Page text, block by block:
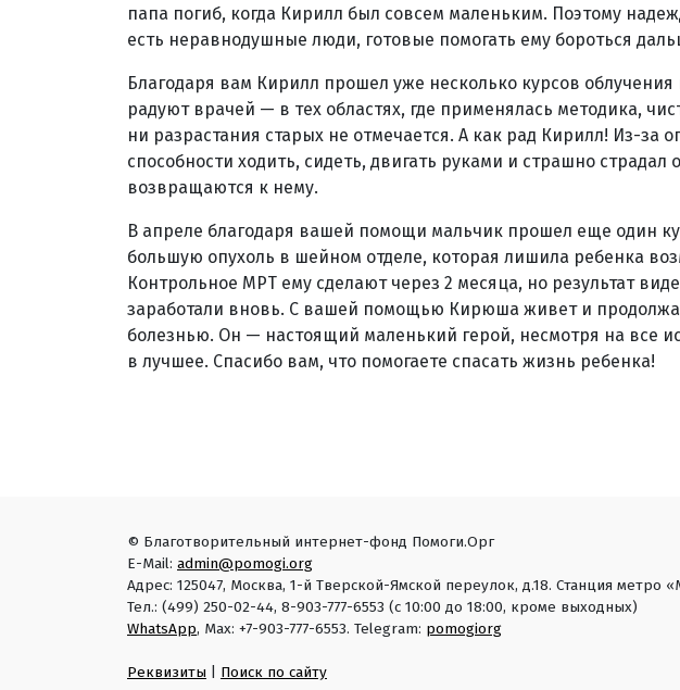
папа погиб, когда Кирилл был совсем маленьким. Поэтому
есть неравнодушные люди, готовые помогать ему бороться
Благодаря вам Кирилл прошел уже несколько курсов
радуют врачей — в тех областях, где применялась методика,
ни разрастания старых не отмечается. А как рад Кирилл! Из-за
способности ходить, сидеть, двигать руками и страшно страдал
возвращаются к нему.
В апреле благодаря вашей помощи мальчик прошел еще один
большую опухоль в шейном отделе, которая лишила ребенка
Контрольное МРТ ему сделают через 2 месяца, но результат
заработали вновь. С вашей помощью Кирюша живет и
болезнью. Он — настоящий маленький герой, несмотря на все
в лучшее. Спасибо вам, что помогаете спасать жизнь ребенка!
© Благотворительный интернет-фонд Помоги.Орг
E-Mail: admin@pomogi.org
Адрес: 125047, Москва, 1-й Тверской-Ямской переулок, д.18. Станция метро
Тел.: (499) 250-02-44, 8-903-777-6553 (с 10:00 до 18:00, кроме выходных)
WhatsApp, Max: +7-903-777-6553. Telegram: pomogiorg
Реквизиты Поиск по сайту